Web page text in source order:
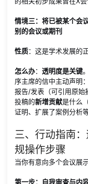
情境三：将已被某个会
别的会议或期刊
性质：这是学术发展的
怎么办： 透明度是关键
序主席的信中主动声明
报告/发表（可引用原始
投稿的新增贡献是什么
证明、扩展了案例分析等
三、行动指南
规操作步骤
当你有意向多个会议展
第一步：自我审查与内